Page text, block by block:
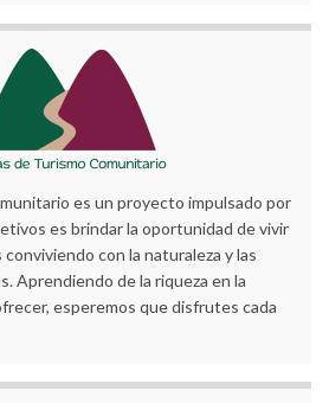
es un proyecto impulsado por
es brindar la oportunidad de vivir
con la naturaleza y las
Aprendiendo de la riqueza en la
esperemos que disfrutes cada